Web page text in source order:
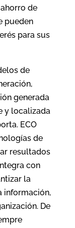
de
pueden
para sus
de
generada
y localizada
ECO
de
resultados
con
la
información,
De